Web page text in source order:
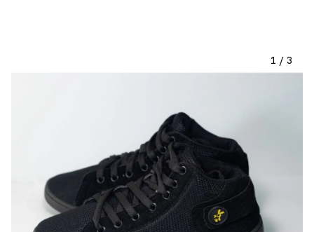
1 / 3